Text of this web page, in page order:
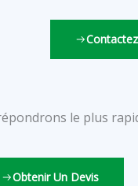
le plus
Obtenir Un Devis